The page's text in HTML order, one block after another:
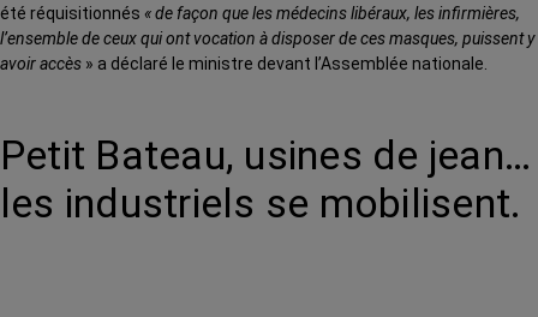
été réquisitionnés « de façon que les médecins libéraux, les infirmières,
l’ensemble de ceux qui ont vocation à disposer de ces masques, puissent y
avoir accès » a déclaré le ministre devant l’Assemblée nationale.
Petit Bateau, usines de jean…
les industriels se mobilisent.